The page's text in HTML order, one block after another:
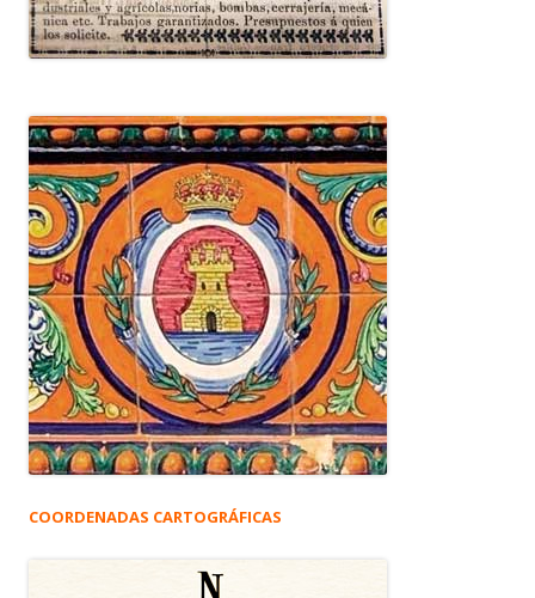
COORDENADAS CARTOGRÁFICAS